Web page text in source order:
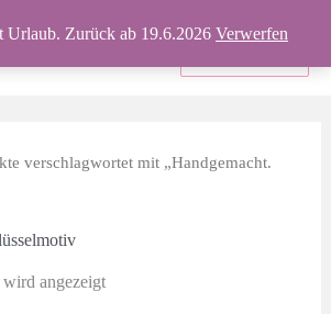
Urlaub. Zurück ab 19.6.2026 Verwerfen
Produkte
verschlagwortet mit „Handgemacht.
angezeigt